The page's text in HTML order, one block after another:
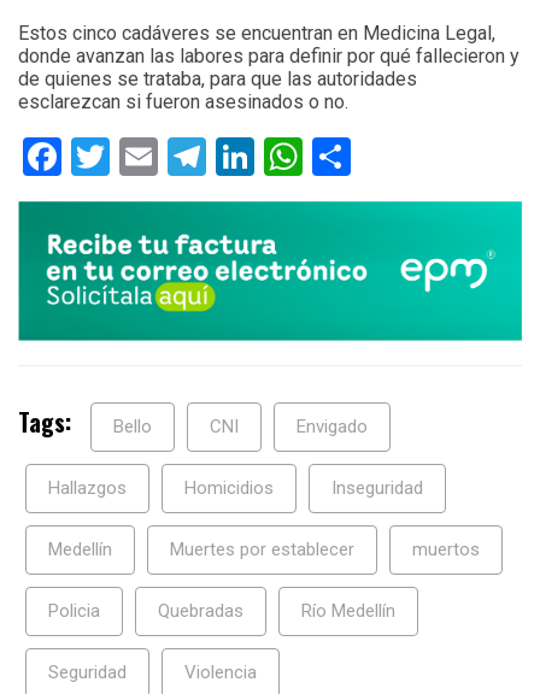
Estos cinco cadáveres se encuentran en Medicina Legal,
donde avanzan las labores para definir por qué fallecieron y
de quienes se trataba, para que las autoridades
esclarezcan si fueron asesinados o no.
Facebook
Twitter
EmailTelegram
LinkedIn
WhatsApp
Tags: Bello CNI Envigado
Hallazgos Homicidios Inseguridad
Medellín Muertes por establecer muertos
Policia Quebradas Río Medellín
Seguridad Violencia